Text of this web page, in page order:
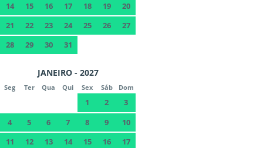
14
15 16 17 18 19
20
21
22 23 24 25 26
27
28
29 30 31
JANEIRO - 2027
Seg Ter Qua Qui Sex Sáb Dom
1 2
3
4
5 6 7 8 9
10
11
12 13 14 15 16
17